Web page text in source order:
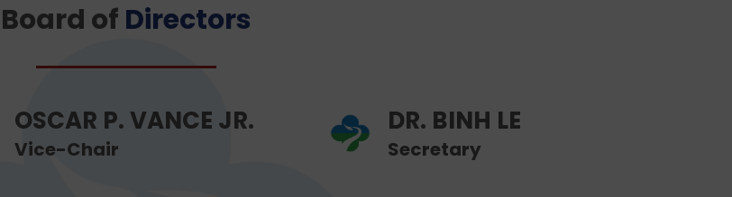
Board of Directors
OSCAR P. VANCE JR.
Vice-Chair
DR. BINH LE
Secretary